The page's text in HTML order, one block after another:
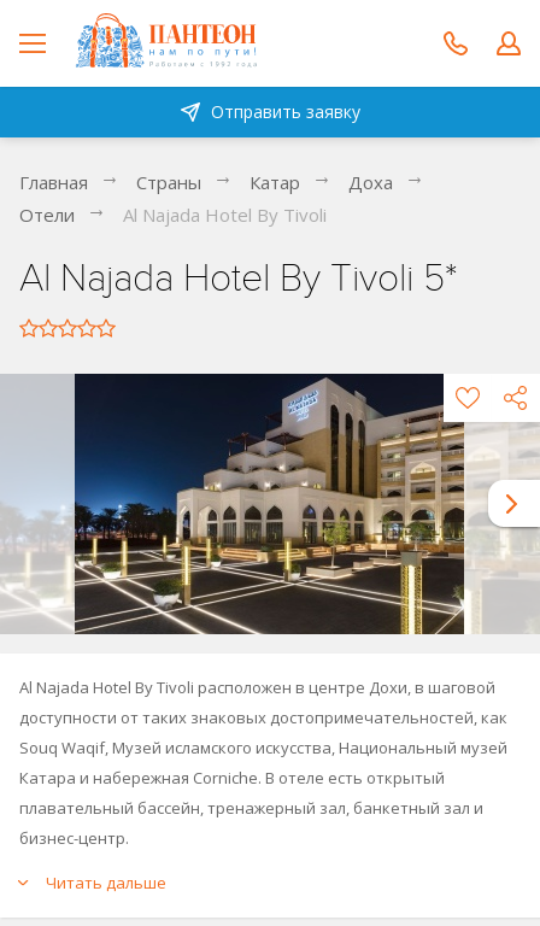
Отправить заявку
Главная Страны Катар
Доха
Отели
Al Najada Hotel By Tivoli
Al Najada Hotel By Tivoli 5*
Al Najada Hotel By Tivoli расположен в центре Дохи, в шаговой
доступности от таких знаковых достопримечательностей, как
Souq Waqif, Музей исламского искусства, Национальный музей
Катара и набережная Corniche. В отеле есть открытый
плавательный бассейн, тренажерный зал, банкетный зал и
бизнес-центр.
Время заезда: после 15:00, время выезда: до 12:00.
Читать дальше